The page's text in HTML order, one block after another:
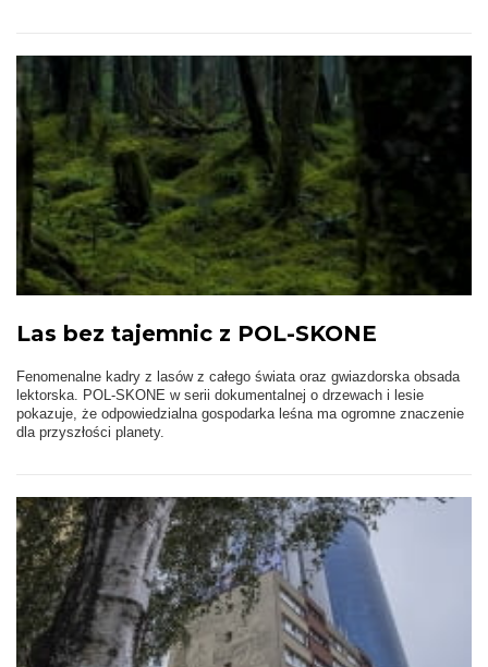
Las bez tajemnic z POL-SKONE
Fenomenalne kadry z lasów z całego świata oraz gwiazdorska obsada
lektorska. POL-SKONE w serii dokumentalnej o drzewach i lesie
pokazuje, że odpowiedzialna gospodarka leśna ma ogromne znaczenie
dla przyszłości planety.